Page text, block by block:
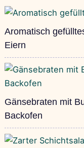
Aromatisch
Eiern
Gänsebraten mit
Backofen